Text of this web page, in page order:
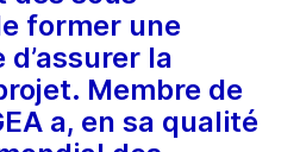
former une
la
Membre de
a, en sa qualité